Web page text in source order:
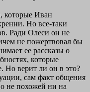
которые Иван
Но все-таки
Ради Олеси он не
не пожертвовал бы
ее рассказы о
которые
Но верит ли он в это?
сам факт общения
не похожей ни на